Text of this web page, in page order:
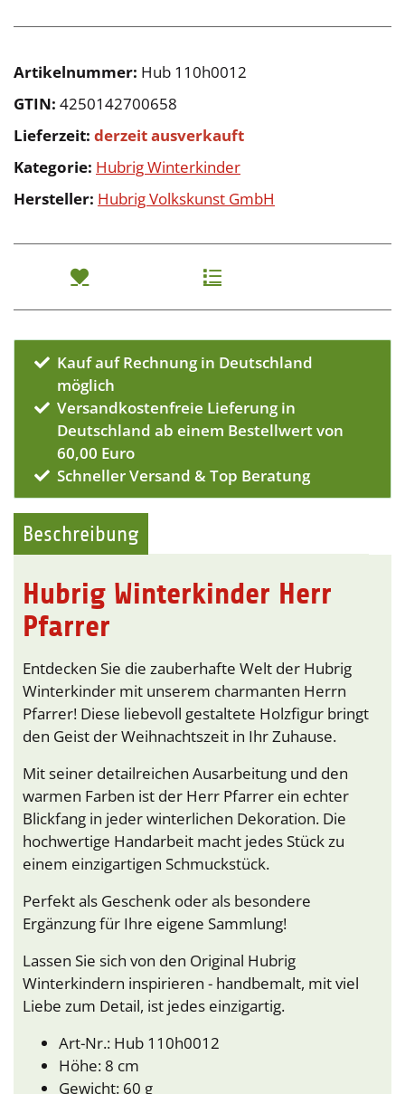
Artikelnummer: Hub 110h0012
GTIN: 4250142700658
Lieferzeit: derzeit ausverkauft
Kategorie: Hubrig Winterkinder
Hersteller: Hubrig Volkskunst GmbH
Kauf auf Rechnung in Deutschland
möglich
Versandkostenfreie Lieferung in
Deutschland ab einem Bestellwert von
60,00 Euro
Schneller Versand & Top Beratung
Beschreibung
Hubrig Winterkinder Herr
Pfarrer
Entdecken Sie die zauberhafte Welt der Hubrig
Winterkinder mit unserem charmanten Herrn
Pfarrer! Diese liebevoll gestaltete Holzfigur bringt
den Geist der Weihnachtszeit in Ihr Zuhause.
Mit seiner detailreichen Ausarbeitung und den
warmen Farben ist der Herr Pfarrer ein echter
Blickfang in jeder winterlichen Dekoration. Die
hochwertige Handarbeit macht jedes Stück zu
einem einzigartigen Schmuckstück.
Perfekt als Geschenk oder als besondere
Ergänzung für Ihre eigene Sammlung!
Lassen Sie sich von den Original Hubrig
Winterkindern inspirieren - handbemalt, mit viel
Liebe zum Detail, ist jedes einzigartig.
Art-Nr.: Hub 110h0012
Höhe: 8 cm
Gewicht: 60 g